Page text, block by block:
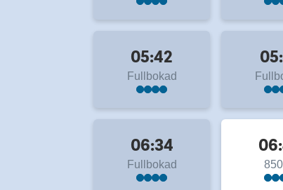
05:42
Fullbokad
06:34
Fullbokad